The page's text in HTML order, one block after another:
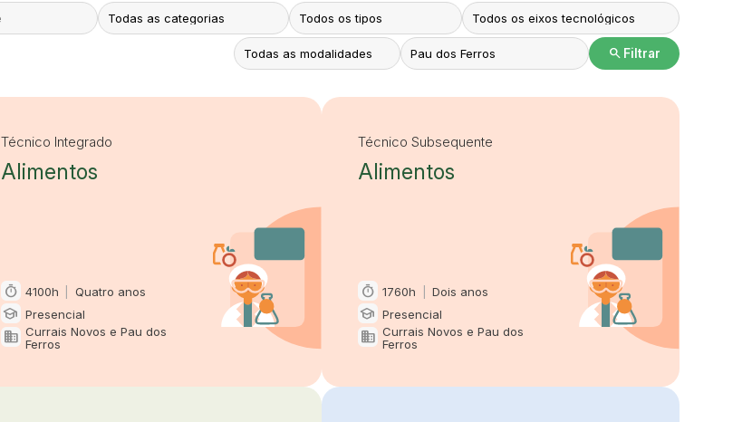
search Filtrar
Técnico Integrado
Alimentos
timer
Carga horária e duração
4100h Quatro anos
school
Modalidade
Presencial
domain
Oferta em
Currais Novos e Pau dos
Ferros
Técnico Subsequente
Alimentos
timer
Carga horária e duração
1760h Dois anos
school
Modalidade
Presencial
domain
Oferta em
Currais Novos e Pau dos
Ferros